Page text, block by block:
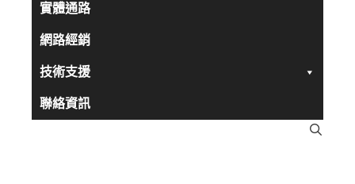
實體通路
網路經銷
技術支援
聯絡資訊